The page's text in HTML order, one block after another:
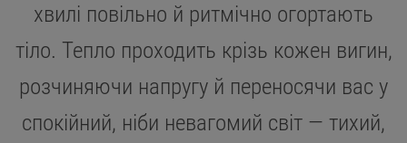
хвилі повільно й ритмічно огортають
тіло. Тепло проходить крізь кожен вигин,
розчиняючи напругу й переносячи вас у
спокійний, ніби невагомий світ — тихий,